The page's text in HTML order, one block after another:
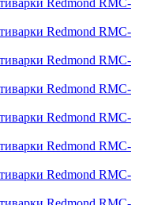
Redmond RMC-
Redmond RMC-
Redmond RMC-
Redmond RMC-
Redmond RMC-
Redmond RMC-
Redmond RMC-